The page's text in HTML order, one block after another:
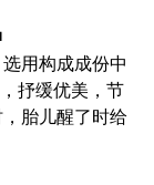
用构成成份中
抒缓优美，节
胎儿醒了时给